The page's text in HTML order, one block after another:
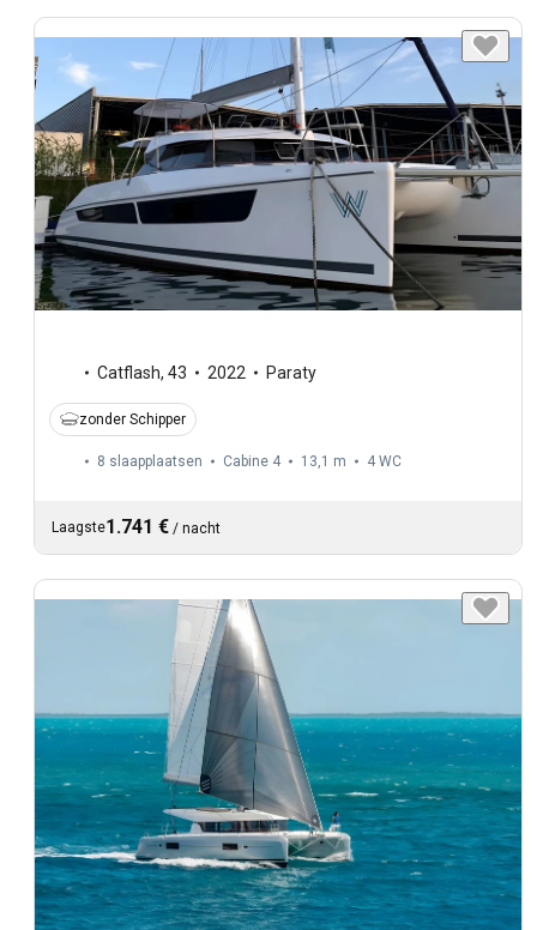
Catflash, 43 2022 Paraty
zonder Schipper
8 slaapplaatsen Cabine 4 13,1 m 4 WC
Laagste1.741 € / nacht